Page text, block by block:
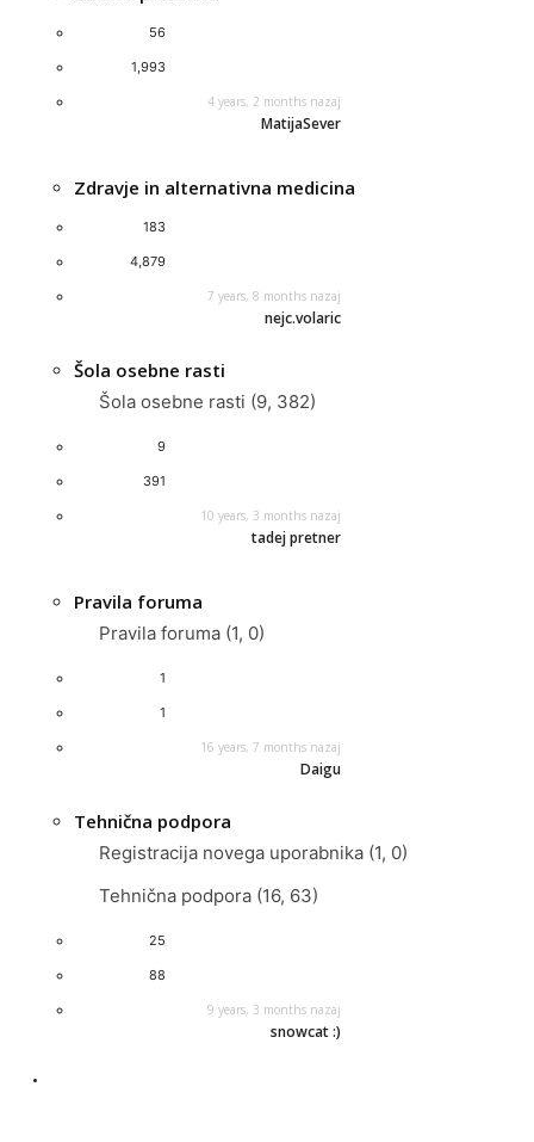
56
1,993
4 years, 2 months nazaj
MatijaSever
Zdravje in alternativna medicina
183
4,879
7 years, 8 months nazaj
nejc.volaric
Šola osebne rasti
Šola osebne rasti (9, 382)
9
391
10 years, 3 months nazaj
tadej pretner
Pravila foruma
Pravila foruma (1, 0)
1
1
16 years, 7 months nazaj
Daigu
Tehnična podpora
Registracija novega uporabnika (1, 0)
Tehnična podpora (16, 63)
25
88
9 years, 3 months nazaj
snowcat :)